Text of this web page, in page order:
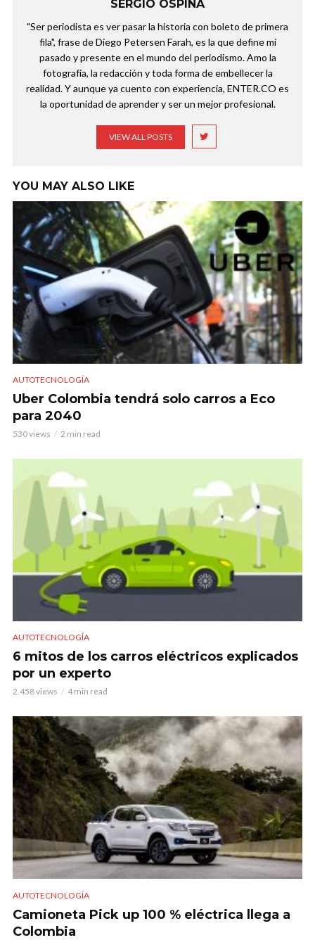
SERGIO OSPINA
"Ser periodista es ver pasar la historia con boleto de primera
fila", frase de Diego Petersen Farah, es la que define mi
pasado y presente en el mundo del periodismo. Amo la
fotografía, la redacción y toda forma de embellecer la
realidad. Y aunque ya cuento con experiencia, ENTER.CO es
la oportunidad de aprender y ser un mejor profesional.
VIEW ALL POSTS
YOU MAY ALSO LIKE
AUTOTECNOLOGÍA
Uber Colombia tendrá solo carros a Eco
para 2040
530 views 2 min read
AUTOTECNOLOGÍA
6 mitos de los carros eléctricos explicados
por un experto
2.458 views 4 min read
AUTOTECNOLOGÍA
Camioneta Pick up 100 % eléctrica llega a
Colombia